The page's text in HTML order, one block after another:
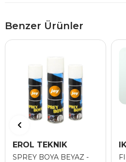
Benzer Ürünler
EROL TEKNIK
SPREY BOYA BEYAZ -